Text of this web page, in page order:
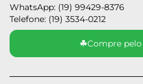
WhatsApp: (19) 99429-8376
Telefone: (19) 3534-0212
☘Compre